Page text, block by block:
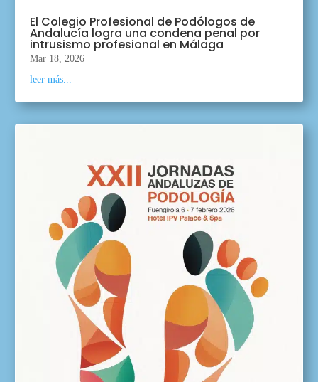
El Colegio Profesional de Podólogos de
Andalucía logra una condena penal por
intrusismo profesional en Málaga
Mar 18, 2026
leer más...